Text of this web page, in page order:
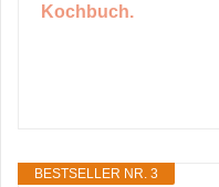
Kochbuch.
BESTSELLER NR. 3